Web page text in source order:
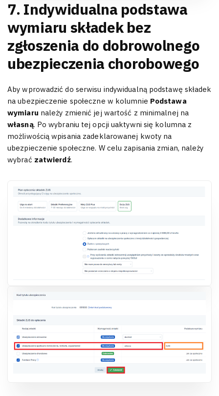
7. Indywidualna podstawa
wymiaru składek bez
zgłoszenia do dobrowolnego
ubezpieczenia chorobowego
Aby wprowadzić do serwisu indywidualną podstawę składek
na ubezpieczenie społeczne w kolumnie Podstawa
wymiaru należy zmienić jej wartość z minimalnej na
własną. Po wybraniu tej opcji uaktywni się kolumna z
możliwością wpisania zadeklarowanej kwoty na
ubezpieczenie społeczne. W celu zapisania zmian, należy
wybrać zatwierdź.